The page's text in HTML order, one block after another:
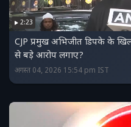
2:23
CJP प्रमुख अभिजीत डिपके के
से बड़े आरोप लगाए?
अगस्त 04, 2026 15:54 pm IST